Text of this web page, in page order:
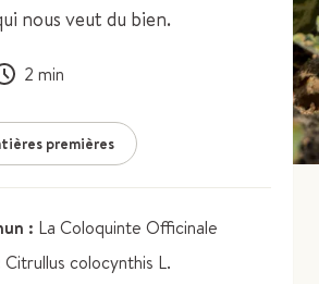
nous veut du bien.
2 min
premières
: La Coloquinte Officinale
Citrullus colocynthis L.